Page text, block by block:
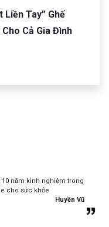
Tay” Ghế
Cả Gia Đình
năm kinh nghiệm trong
cho sức khỏe
Huyền Vũ